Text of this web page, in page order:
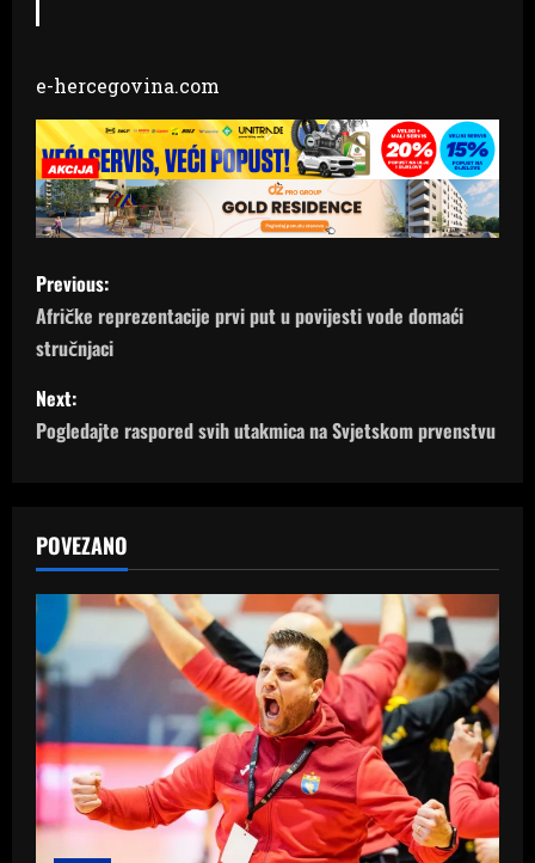
e-hercegovina.com
P
o
s
t
a
v
i
g
a
t
i
Previous:
Afričke reprezentacije prvi put u povijesti vode domaći
stručnjaci
Next:
Pogledajte raspored svih utakmica na Svjetskom prvenstvu
POVEZANO